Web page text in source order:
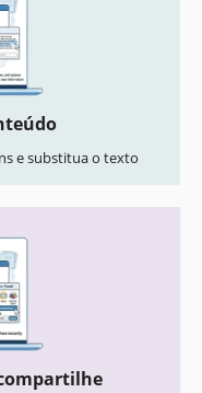
e substitua o texto